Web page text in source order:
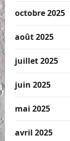
octobre 2025
août 2025
juillet 2025
juin 2025
mai 2025
avril 2025